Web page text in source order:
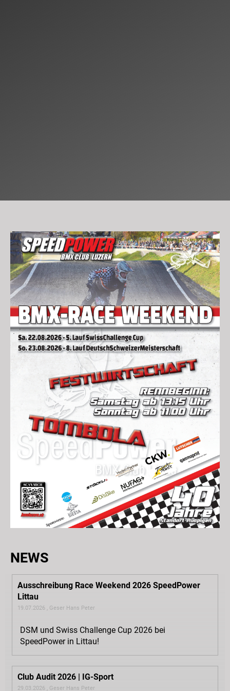
NEWS
Ausschreibung Race Weekend 2026 SpeedPower
Littau
19.07.2026 , Geser Hans Peter
DSM und Swiss Challenge Cup 2026 bei
SpeedPower in Littau!
Club Audit 2026 | IG-Sport
29.03.2026 , Geser Hans Peter